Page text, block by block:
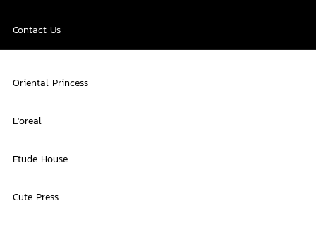
Contact Us
Oriental Princess
L'oreal
Etude House
Cute Press